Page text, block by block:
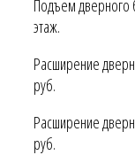
Подъем дверного
этаж.
Расширение
руб.
Расширение
руб.